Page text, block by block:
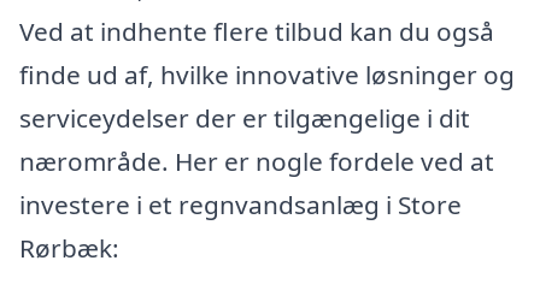
Ved at indhente flere tilbud kan du også
finde ud af, hvilke innovative løsninger og
serviceydelser der er tilgængelige i dit
nærområde. Her er nogle fordele ved at
investere i et regnvandsanlæg i Store
Rørbæk: